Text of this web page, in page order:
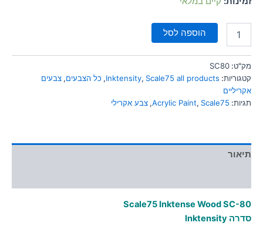
כל
הוספה לסל
מק"ט: SC80
קטגוריות:
Inktensity, Scale75 all products
, כל הצבעים, צבעים
אקריליים
תגיות:
Acrylic Paint, Scale75
, צבע אקרילי
תיאור
Scale75 Inktense WoodSC-80
סדרה Inktensity